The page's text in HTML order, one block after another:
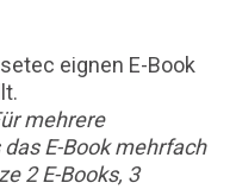
eignen E-Book
mehrere
E-Book mehrfach
2 E-Books, 3